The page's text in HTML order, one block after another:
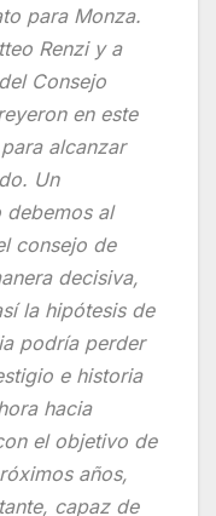
para Monza.
Renzi y a
Consejo
en este
alcanzar
Un
debemos al
consejo de
decisiva,
la hipótesis de
podría perder
e historia
hacia
el objetivo de
años,
capaz de